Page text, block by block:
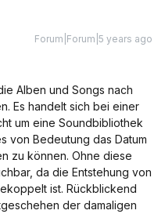
Forum|Forum|5 years ago
Alben und Songs nach
Es handelt sich bei einer
um eine Soundbibliothek
von Bedeutung das Datum
zu können. Ohne diese
da die Entstehung von
ist. Rückblickend
der damaligen